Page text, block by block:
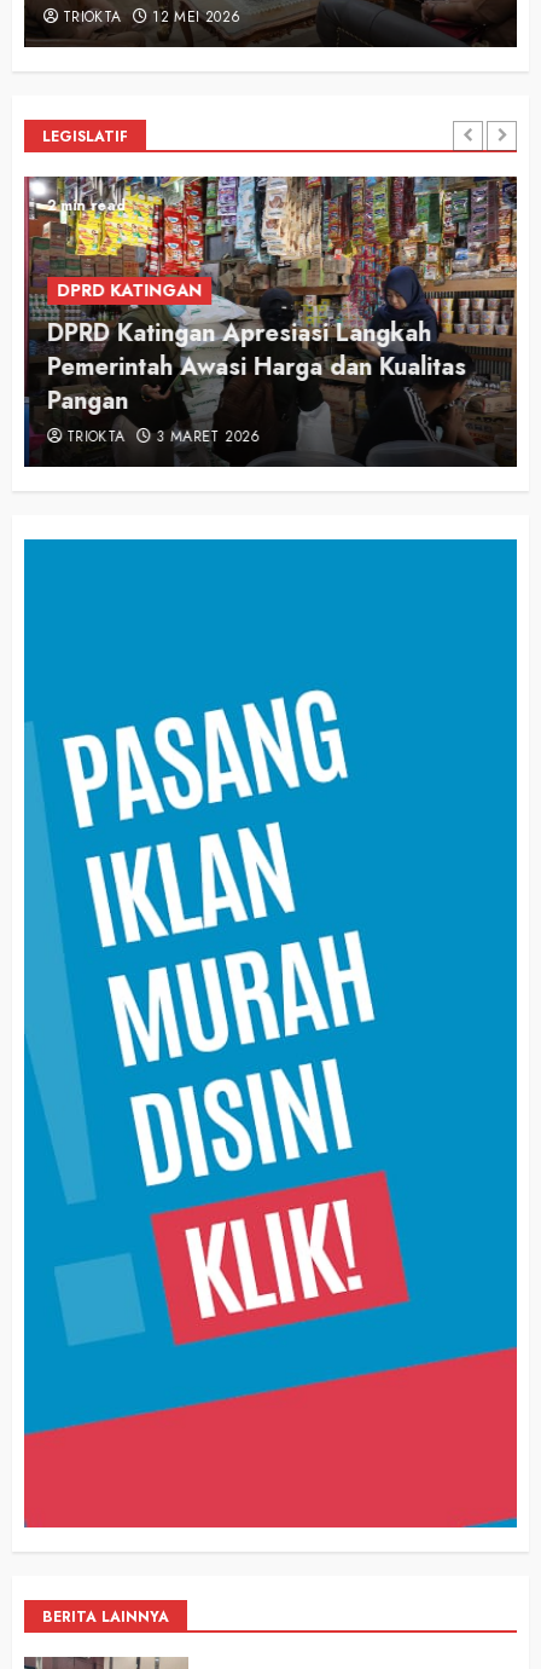
TRIOKTA 12 MEI 2026
LEGISLATIF
2 min read
DPRD KATINGAN
DPRD Katingan Apresiasi Langkah
Pemerintah Awasi Harga dan Kualitas
Pangan
TRIOKTA 3 MARET 2026
BERITA LAINNYA